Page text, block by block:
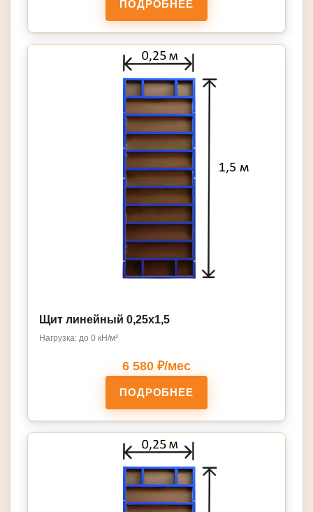
ПОДРОБНЕЕ
Щит линейный 0,25х1,5
Нагрузка: до 0 кН/м²
6 580 ₽/мес
ПОДРОБНЕЕ